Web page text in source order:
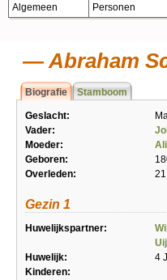
Algemeen Personen
Abraham
Biografie Stamboom
Geslacht:
Vader:
Moeder:
Geboren:
Overleden:
Gezin 1
Huwelijkspartner:
Huwelijk: 4
Kinderen: